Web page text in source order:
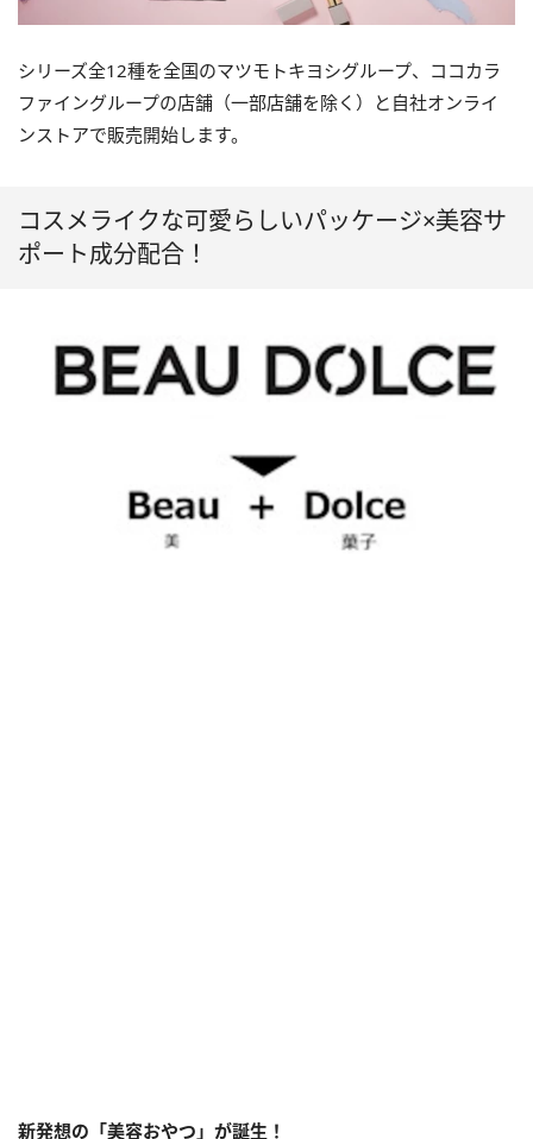
シリーズ全12種を全国のマツモトキヨシグループ、ココカラ
ファイングループの店舗（一部店舗を除く）と自社オンライ
ンストアで販売開始します。
コスメライクな可愛らしいパッケージ×美容サ
ポート成分配合！
新発想の「美容おやつ」が誕生！